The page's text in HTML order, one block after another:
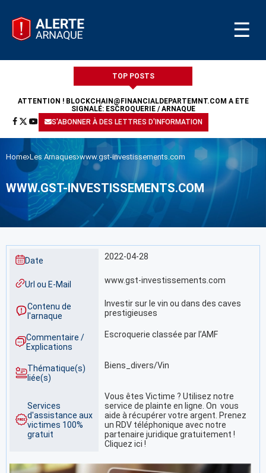
☰
TOP POSTS
ATTENTION ! BLOCKCHAIN@FINANCIALDEPARTEMNT.COM A ÉTÉ
SIGNALÉ: ESCROQUERIE / ARNAQUE
S'ABONNER À DES LETTRES D'INFORMATION
Home Les Arnaques www.gst-investissements.com
WWW.GST-INVESTISSEMENTS.COM
Date 2022-04-28
Url ou E-Mail www.gst-investissements.com
Contenu de
l'arnaque
Investir sur le vin ou dans des caves
prestigieuses
Commentaire /
Explications
Escroquerie classée par l’AMF
Thématique(s)
liée(s)
Biens_divers/Vin
Services
d'assistance aux
victimes 100%
gratuit
Vous êtes Victime ? Utilisez notre
service de plainte en ligne. On vous
aide à récupérer votre argent. Prenez
un RDV téléphonique avec notre
partenaire juridique gratuitement !
Cliquez ici !